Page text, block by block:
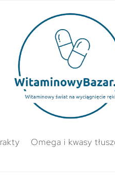
Omega i kwasy